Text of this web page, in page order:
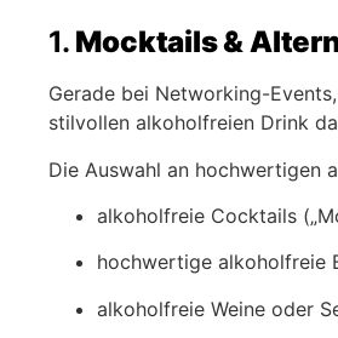
1. Mocktails &
Gerade bei Networking-
stilvollen alkoholfreien Drink
Die Auswahl an hochwertigen
alkoholfreie Cocktails
hochwertige alkoholfreie
alkoholfreie Weine oder